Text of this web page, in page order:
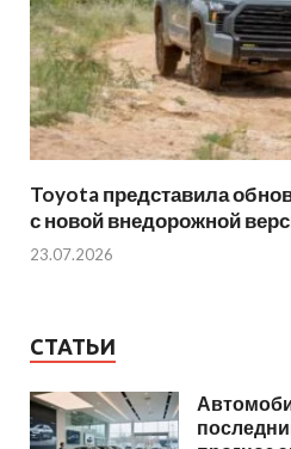
Toyota представила
с новой внедорожной
23.07.2026
СТАТЬИ